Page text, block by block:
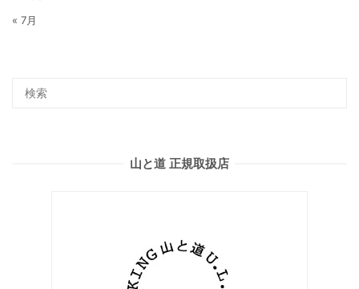
« 7月
山と道 正規取扱店